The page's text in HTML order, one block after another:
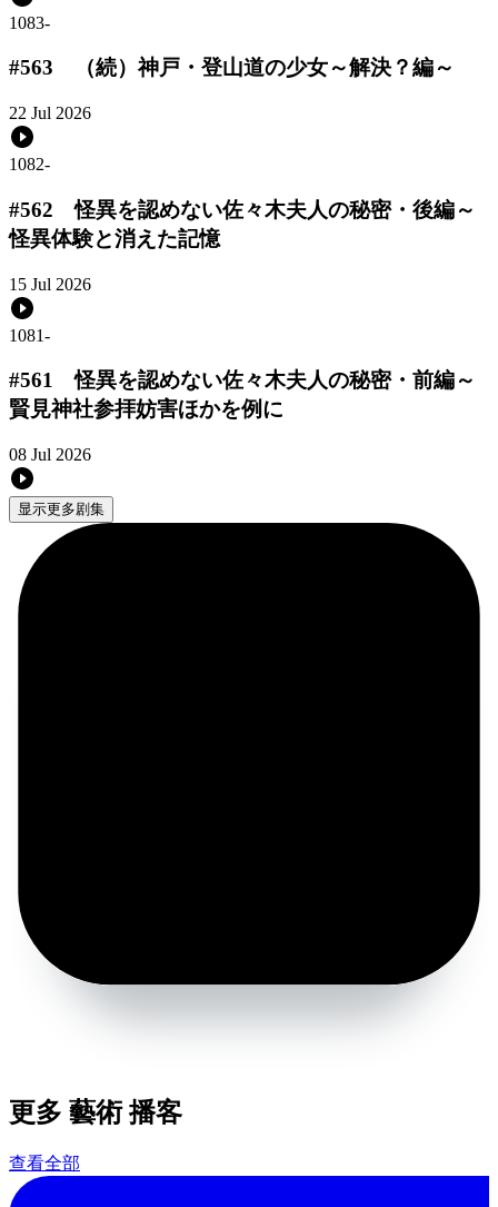
1083-
#563 （続）神戸・登山道の少女～解決？編～
22 Jul 2026
1082-
#562 怪異を認めない佐々木夫人の秘密・後編～
怪異体験と消えた記憶
15 Jul 2026
1081-
#561 怪異を認めない佐々木夫人の秘密・前編～
賢見神社参拝妨害ほかを例に
08 Jul 2026
显示更多剧集
更多 藝術 播客
查看全部